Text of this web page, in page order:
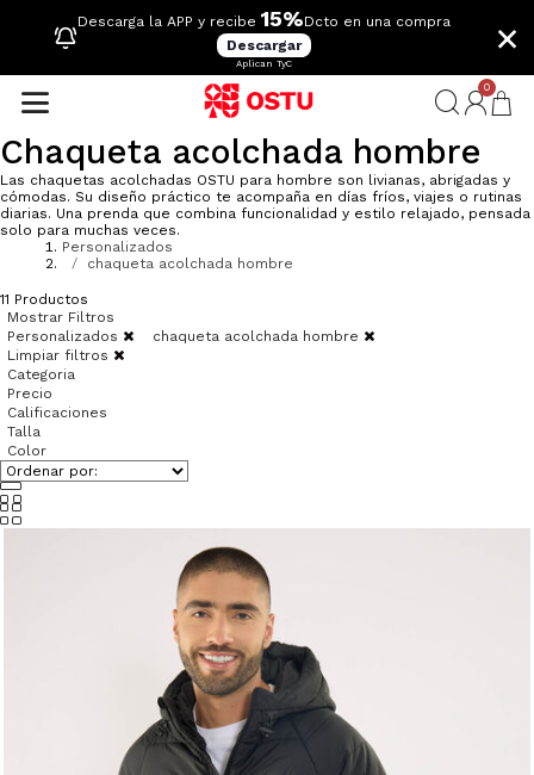
Descarga la APP y recibe 15%Dcto en una compra
Descargar
Aplican TyC
×
0
Chaqueta acolchada hombre
Las chaquetas acolchadas OSTU para hombre son livianas, abrigadas y
cómodas. Su diseño práctico te acompaña en días fríos, viajes o rutinas
diarias. Una prenda que combina funcionalidad y estilo relajado, pensada
solo para muchas veces.
Personalizados
chaqueta acolchada hombre
11 Productos
Mostrar Filtros
Personalizados
chaqueta acolchada hombre
Limpiar filtros
Categoria
Precio
Calificaciones
Talla
Color